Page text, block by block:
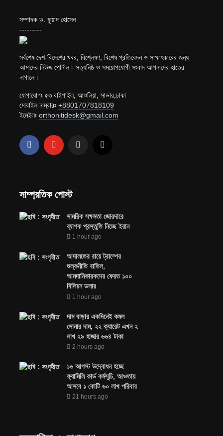
সম্পাদক ড. ফুয়াদ হোসেন
---------
সর্বশেষ দেশ-বিদেশের খবর, বিশ্লেষণ, বিশেষ প্রতিবেদন ও সাক্ষাৎকারের জন্য
আমাদের নিউজ পোর্টাল। সত্যনিষ্ঠ ও সময়োপযোগী সংবাদ আপনাদের হাতের
নাগালে।
যোগাযোগঃ ৫৩ বাইপাইল, আশুলিয়া, সাভার,ঢাকা
মোবাইল নাম্বারঃ +8801707818109
ইমেইলঃ orthonitidesk@gmail.com
সাম্প্রতিক পোস্ট
সামরিক সক্ষমতা জোরদারে
ব্যাপক প্রস্তুতি নিচ্ছে ইরান
1 hour ago
আদালতের রায়ে ট্রাম্পের
শুল্কনীতি বাতিল,
আমদানিকারকদের ফেরত ১০০
বিলিয়ন ডলার
1 hour ago
দাম বাড়ার একদিনেই কমল
সোনার দাম, ২২ ক্যারেট এখন ২
লাখ ২৯ হাজার ৬৬৪ টাকা
2 hours ago
১৬ আগস্ট উদ্বোধন হচ্ছে
ফ্যামিলি কার্ড কর্মসূচি, আওতায়
আসবে ১ কোটি ৬০ লাখ পরিবার
21 hours ago